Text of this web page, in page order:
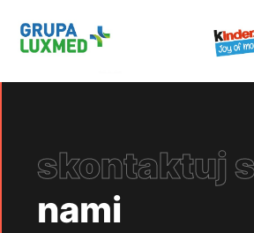
skontaktuj
nami